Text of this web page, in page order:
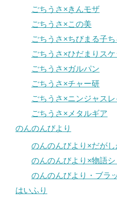
ごちうさ×きんモザ
ごちうさ×この美
ごちうさ×ちびまる子ち
ごちうさ×ひだまりスケ
ごちうさ×ガルパン
ごちうさ×チャー研
ごちうさ×ニンジャス
ごちうさ×メタルギア
のんのんびより
のんのんびより×だがし
のんのんびより×物語
のんのんびより・ブラ
はいふり